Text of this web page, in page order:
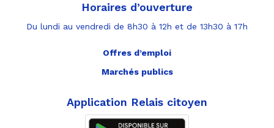
Horaires d’ouverture
Du lundi au vendredi de 8h30 à 12h et de 13h30 à 17h
Offres d’emploi
Marchés publics
Application Relais citoyen